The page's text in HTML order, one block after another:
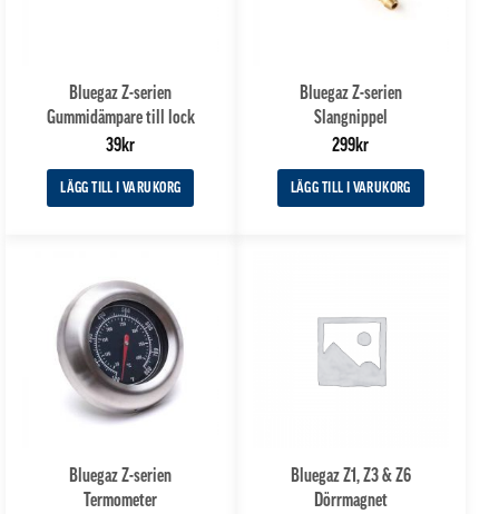
Bluegaz Z-serien
Gummidämpare till lock
39kr
LÄGG TILL I VARUKORG
Bluegaz Z-serien
Slangnippel
299kr
LÄGG TILL I VARUKORG
Bluegaz Z-serien
Termometer
Bluegaz Z1, Z3 & Z6
Dörrmagnet